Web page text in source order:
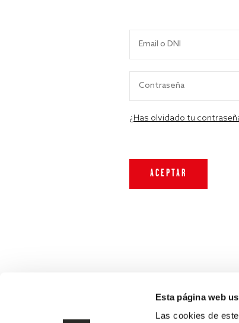
Esta página web
Las cookies de
¿Has olvidado tu